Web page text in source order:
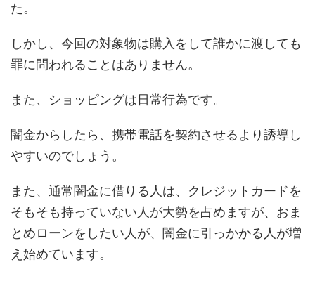
た。
しかし、今回の対象物は購入をして誰かに渡しても
罪に問われることはありません。
また、ショッピングは日常行為です。
闇金からしたら、携帯電話を契約させるより誘導し
やすいのでしょう。
また、通常闇金に借りる人は、クレジットカードを
そもそも持っていない人が大勢を占めますが、おま
とめローンをしたい人が、闇金に引っかかる人が増
え始めています。